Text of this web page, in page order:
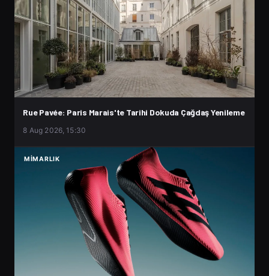
Rue Pavée: Paris Marais'te Tarihi Dokuda Çağdaş Yenileme
8 Aug 2026, 15:30
MIMARLIK